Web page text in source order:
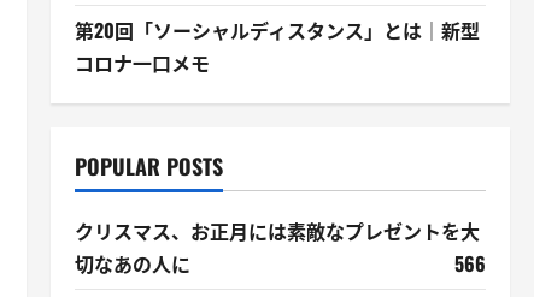
第20回「ソーシャルディスタンス」とは｜新型
コロナ一口メモ
POPULAR POSTS
クリスマス、お正月には素敵なプレゼントを大
切なあの人に
566